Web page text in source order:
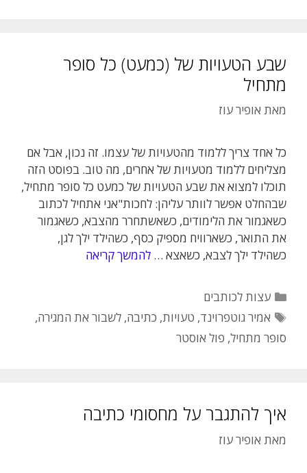
שבע הטעויות של (כמעט) כל סופר
מתחיל
מאת אופיר עוז
כל אחד צריך ללמוד מהטעויות של עצמו. זה נכון, אבל אם
מצליחים ללמוד מטעויות של אחרים, מה טוב. בפוסט הזה
תוכלו למצוא את שבע הטעויות של כמעט כל סופר מתחיל,
שבהחלט אפשר לוותר עליהן: לחכות"אני אתחיל לכתוב
כשאגמור את הלימודים, כשאשתחרר מהצבא, כשאגמור
את התואר, כשארוויח מספיק כסף, כשהילד ילך לגן,
כשהילד ילך לצבא, כשאצא … להמשך קריאה
קטגוריות
עצות לכותבים
תגיות
אמיר גוטפרוינד, טעויות, כתיבה,לשבור את המגירה,
סופר מתחיל, פול אוסטר
איך להתגבר על מחסומי כתיבה
מאת אופיר עוז